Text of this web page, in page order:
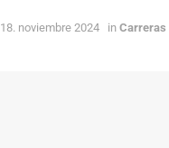
18. noviembre 2024 in Carreras